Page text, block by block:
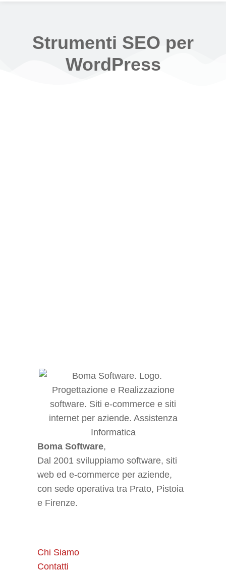
Strumenti SEO per
WordPress
Boma Software,
Dal 2001 sviluppiamo software, siti
web ed e-commerce per aziende,
con sede operativa tra Prato, Pistoia
e Firenze.
Chi Siamo
Contatti